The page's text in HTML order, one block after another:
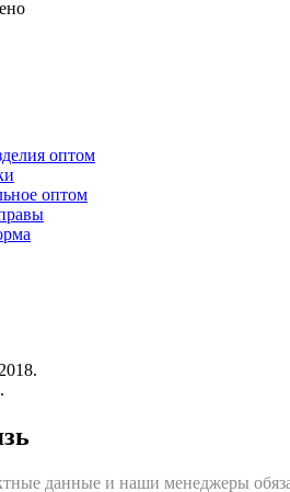
оптом
оптом
данные и наши менеджеры